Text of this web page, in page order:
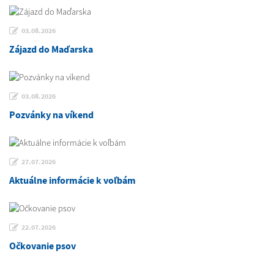
03.08.2026
Zájazd do Maďarska
03.08.2026
Pozvánky na víkend
27.07.2026
Aktuálne informácie k voľbám
22.07.2026
Očkovanie psov